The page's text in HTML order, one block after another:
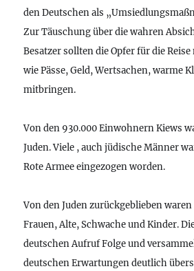
den Deutschen als
Zur Täuschung über die wahren
Besatzer sollten die Opfer für die
wie Pässe, Geld, Wertsachen, warme
mitbringen.
Von den 930.000 Einwohnern Kiews
Juden. Viele , auch jüdische Männer
Rote Armee eingezogen worden.
Von den Juden zurückgeblieben
Frauen, Alte, Schwache und Kinder.
deutschen Aufruf Folge und
deutschen Erwartungen deutlich